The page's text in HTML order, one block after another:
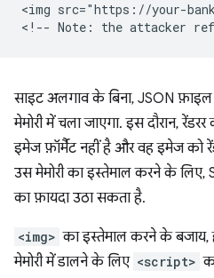
<img src="https://your-
साइट अलगाव के बिना, JSON फ़ाइल
मेमोरी में चला जाएगा. इस दौरान,
इमेज फ़ॉर्मैट नहीं है और वह इमेज को
उस मेमोरी का इस्तेमाल करने के लिए,
का फ़ायदा उठा सकता है.
<img> का इस्तेमाल करने के बजाय,
मेमोरी में डालने के लिए <script>